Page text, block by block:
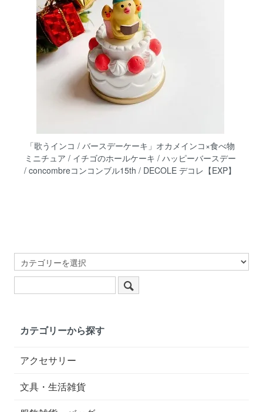
「歌うインコ / バースデーケーキ」オカメインコ×食べ物
ミニチュア / イチゴのホールケーキ / ハッピーバースデー
/ concombreコンコンブル15th / DECOLE デコレ【EXP】
カテゴリーから探す
アクセサリー
文具・生活雑貨